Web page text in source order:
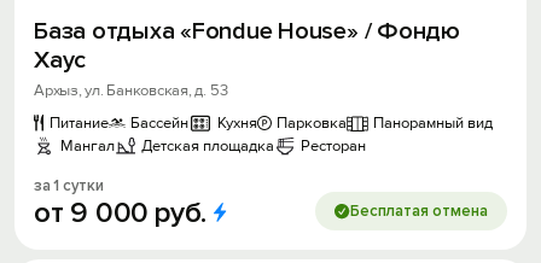
База отдыха «Fondue House» / Фондю
Хаус
Архыз, ул. Банковская, д. 53
Питание
Бассейн Кухня Парковка
Панорамный вид
Мангал
Детская площадка Ресторан
за 1 сутки
от 9 000 руб. Бесплатая отмена